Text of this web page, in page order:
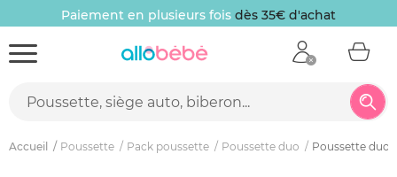
Paiement en plusieurs fois dès 35€ d'achat
Accueil Poussette Pack poussette Poussette duo Poussette duo